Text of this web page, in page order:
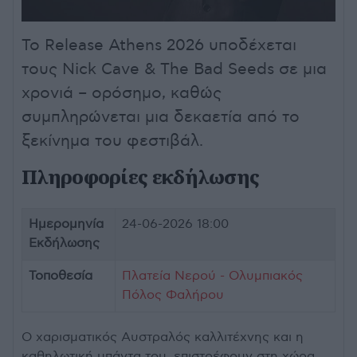
Το Release Athens 2026 υποδέχεται
τους Nick Cave & The Bad Seeds σε μια
χρονιά – ορόσημο, καθώς
συμπληρώνεται μια δεκαετία από το
ξεκίνημα του φεστιβάλ.
Πληροφορίες εκδήλωσης
Ημερομηνία
Εκδήλωσης
24-06-2026 18:00
Τοποθεσία
Πλατεία Νερού - Ολυμπιακός
Πόλος Φαλήρου
Ο χαρισματικός Αυστραλός καλλιτέχνης και η